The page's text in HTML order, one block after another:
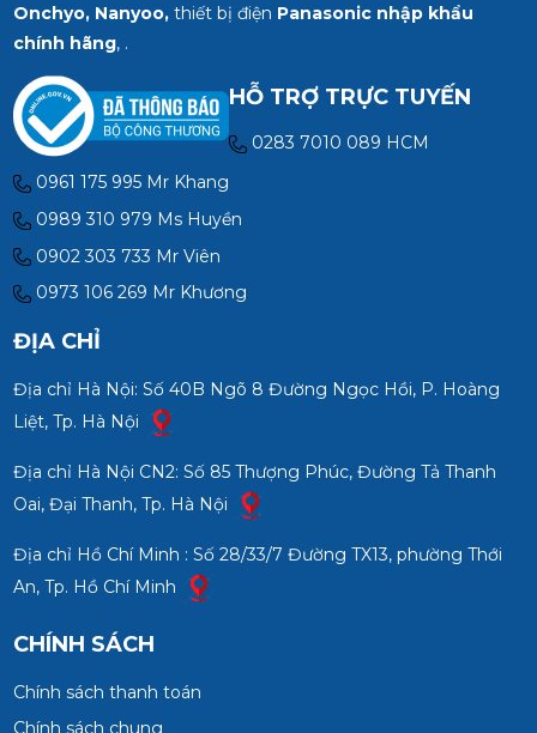
Onchyo, Nanyoo,thiết bị điện Panasonic nhập khẩu
chính hãng, .
HỖ TRỢ TRỰC TUYẾN
0283 7010 089 HCM
0961 175 995 Mr Khang
0989 310 979 Ms Huyền
0902 303 733 Mr Viên
0973 106 269 Mr Khương
ĐỊA CHỈ
Địa chỉ Hà Nội: Số 40B Ngõ 8 Đường Ngọc Hồi, P. Hoàng
Liệt, Tp. Hà Nội
Địa chỉ Hà Nội CN2: Số 85 Thượng Phúc, Đường Tả Thanh
Oai, Đại Thanh, Tp. Hà Nội
Địa chỉ Hồ Chí Minh : Số 28/33/7 Đường TX13, phường Thới
An, Tp. Hồ Chí Minh
CHÍNH SÁCH
Chính sách thanh toán
Chính sách chung